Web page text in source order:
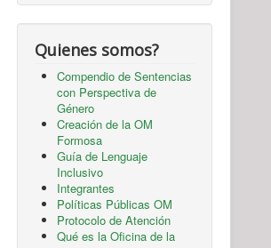
Quienes somos?
Compendio de Sentencias
con Perspectiva de
Género
Creación de la OM
Formosa
Guía de Lenguaje
Inclusivo
Integrantes
Políticas Públicas OM
Protocolo de Atención
Qué es la Oficina de la